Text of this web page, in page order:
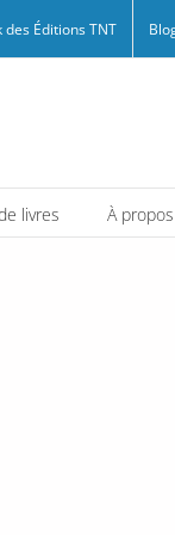
des Éditions TNT
livres À propos